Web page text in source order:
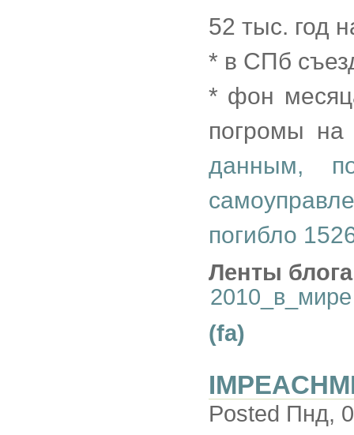
52 тыс. год
* в СПб
* фон
погромы на
данным,
погибло
Ленты
2010_в_мире
(fa)
Posted Пнд,